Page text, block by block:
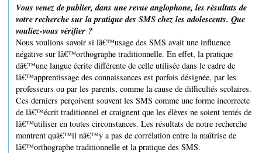
Vous venez de publier, dans une revue anglophone, les résultats de
votre recherche sur la pratique des SMS chez les adolescents. Que
vouliez-vous vérifier ?
Nous voulions savoir si lâ€™usage des SMS avait une influence
négative sur lâ€™orthographe traditionnelle. En effet, la pratique
dâ€™une langue écrite différente de celle utilisée dans le cadre de
lâ€™apprentissage des connaissances est parfois désignée, par les
professeurs ou par les parents, comme la cause de difficultés scolaires.
Ces derniers perçoivent souvent les SMS comme une forme incorrecte
de lâ€™écrit traditionnel et craignent que les élèves ne soient tentés de
lâ€™utiliser en toutes circonstances. Les résultats de notre recherche
montrent quâ€™il nâ€™y a pas de corrélation entre la maîtrise de
lâ€™orthographe traditionnelle et la pratique des SMS.